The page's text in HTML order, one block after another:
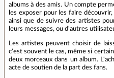
albums à des amis. Un compte
les exposer pour les faire découvrir,
ainsi que de suivre des artistes
leurs messages, ou d'autres
Les artistes peuvent choisir de
c'est souvent le cas, même si
deux morceaux dans un album.
acte de soutien de la part des fans.